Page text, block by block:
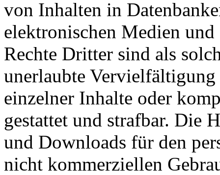
von Inhalten in
elektronischen Medien
Rechte Dritter sind als
unerlaubte Vervielfältigung
einzelner Inhalte oder
gestattet und strafbar. Die
und Downloads für den
nicht kommerziellen